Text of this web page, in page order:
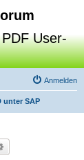
User-
Anmelden
unter SAP